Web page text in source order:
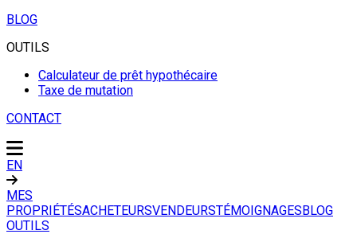
BLOG
OUTILS
Calculateur de prêt hypothécaire
Taxe de mutation
CONTACT
EN
MES
PROPRIÉTÉSACHETEURSVENDEURSTÉMOIGNAGESBLOG
OUTILS